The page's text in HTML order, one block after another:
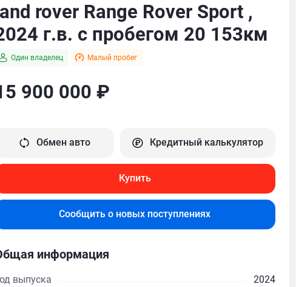
rover Range Rover Sport ,
г.в. с пробегом 20 153км
Один владелец Малый пробег
900 000 ₽
Обмен авто Кредитный калькулятор
Купить
Сообщить о новых поступлениях
информация
выпуска
2024